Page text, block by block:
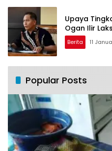
Upaya
Ogan Ilir
Berita 11
Popular Posts